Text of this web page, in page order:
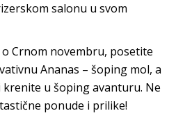
salonu u svom
Crnom novembru, posetite
Ananas – šoping mol, a
krenite u šoping avanturu. Ne
ponude i prilike!